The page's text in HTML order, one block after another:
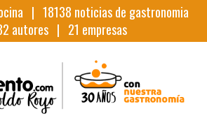
| 18138 noticias de gastronomia
autores | 21 empresas